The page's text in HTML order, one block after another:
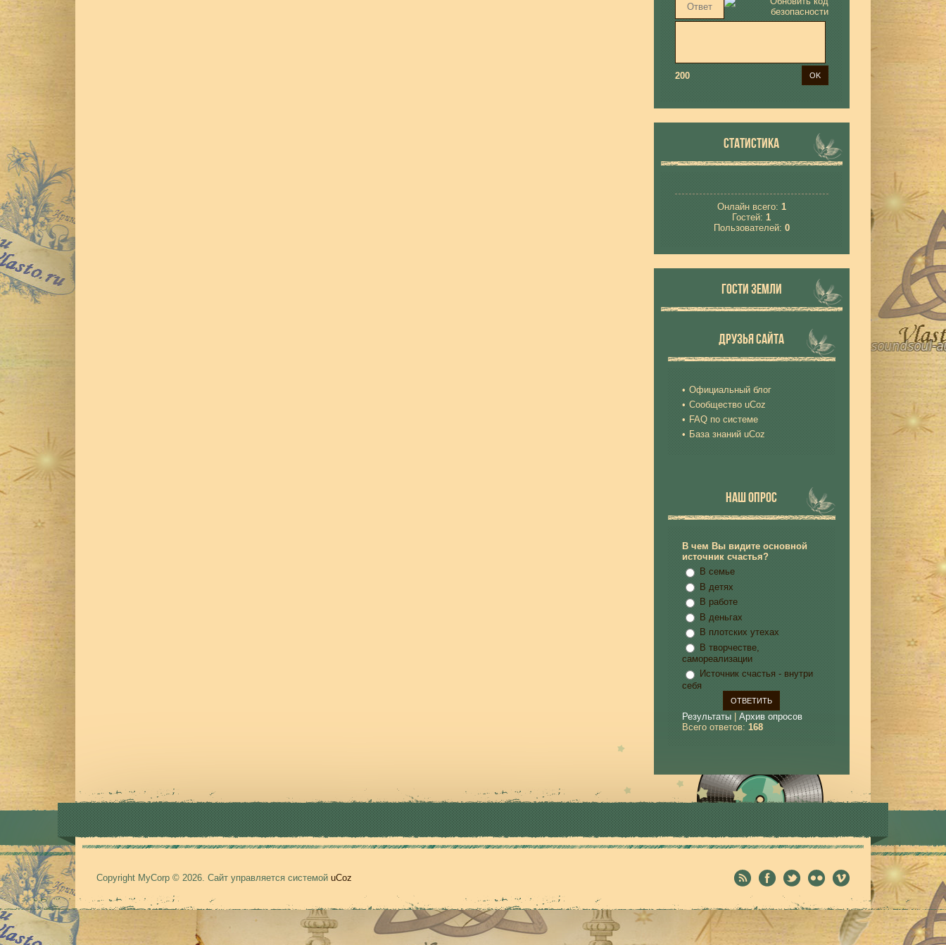
200
СТАТИСТИКА
Онлайн всего: 1
Гостей:1
Пользователей: 0
ГОСТИ ЗЕМЛИ
ДРУЗЬЯ САЙТА
Официальный блог
Сообщество uCoz
FAQ по системе
База знаний uCoz
НАШ ОПРОС
В чем Вы видите основной
источник счастья?
В семье
В детях
В работе
В деньгах
В плотских утехах
В творчестве,
самореализации
Источник счастья - внутри
себя
Результаты| Архив опросов
Всего ответов: 168
Copyright MyCorp © 2026. Сайт управляется системой uCoz